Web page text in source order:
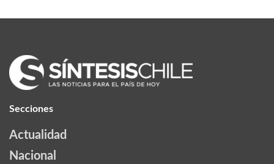
Secciones
Actualidad
Nacional